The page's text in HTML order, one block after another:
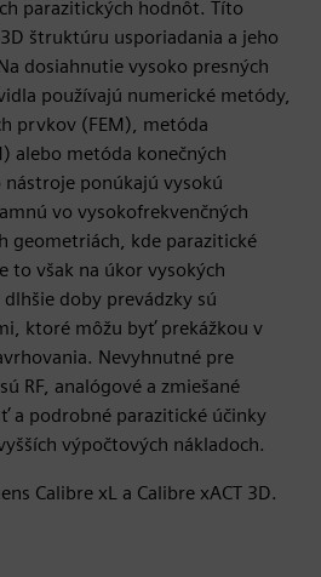
parazitických hodnôt. Títo
štruktúru usporiadania a jeho
dosiahnutie vysoko presných
používajú numerické metódy,
prvkov (FEM), metóda
alebo metóda konečných
ponúkajú vysokú
vo vysokofrekvenčných
geometriách, kde parazitické
to však na úkor vysokých
doby prevádzky sú
ktoré môžu byť prekážkou v
Nevyhnutné pre
RF, analógové a zmiešané
a podrobné parazitické účinky
výpočtových nákladoch.
Calibre xL a Calibre xACT 3D.